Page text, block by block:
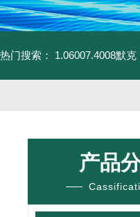
热门搜索： 1.06007.4008默
产品